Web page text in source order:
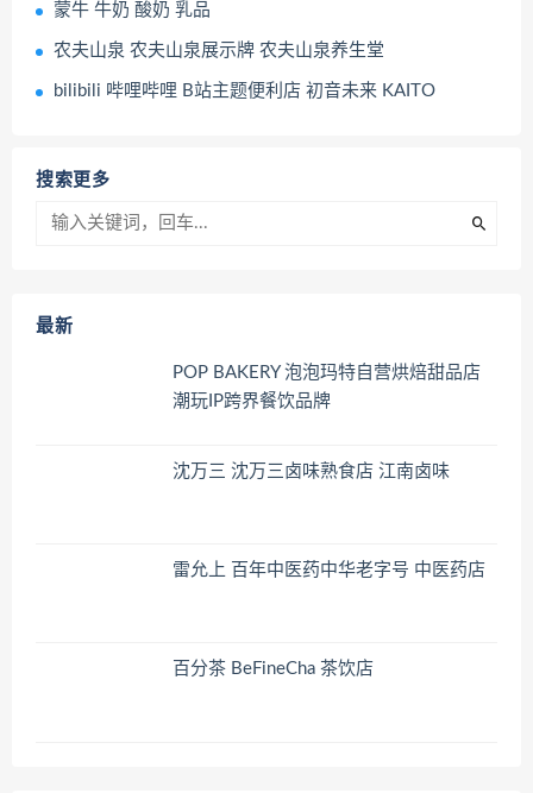
蒙牛 牛奶 酸奶 乳品
农夫山泉 农夫山泉展示牌 农夫山泉养生堂
bilibili 哔哩哔哩 B站主题便利店 初音未来 KAITO
搜索更多
最新
POP BAKERY 泡泡玛特自营烘焙甜品店
潮玩IP跨界餐饮品牌
沈万三 沈万三卤味熟食店 江南卤味
雷允上 百年中医药中华老字号 中医药店
百分茶 BeFineCha 茶饮店